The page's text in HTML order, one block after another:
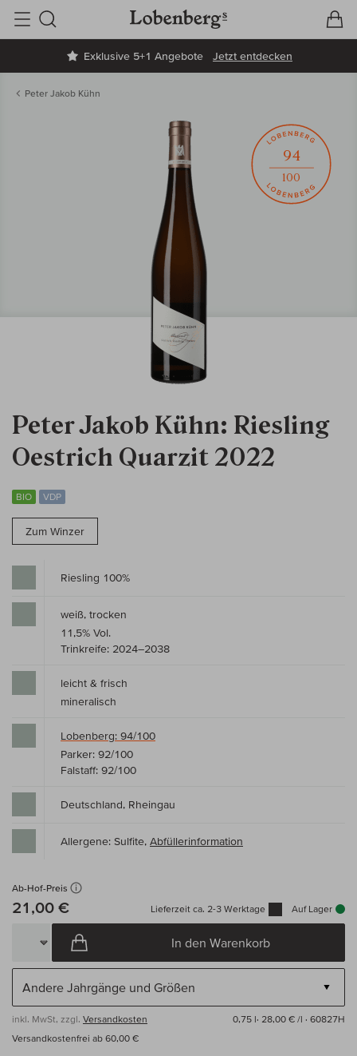
Exklusive 5+1 Angebote Jetzt entdecken
Suche
Peter Jakob Kühn
Peter Jakob Kühn: Riesling
Oestrich Quarzit 2022
BIO VDP
Zum Winzer
94
100
Riesling 100%
weiß, trocken
11,5% Vol.
Trinkreife: 2024–2038
leicht & frisch
mineralisch
Lobenberg: 94/100
Parker: 92/100
Falstaff: 92/100
Deutschland, Rheingau
Allergene: Sulfite, Abfüllerinformation
Ab-Hof-Preis
21,00 € Lieferzeit ca. 2-3 Werktage Auf Lager
In den Warenkorb
inkl. MwSt, zzgl. Versandkosten 0,75 l· 28,00 € /l · 60827H
Versandkostenfrei ab 60,00 €